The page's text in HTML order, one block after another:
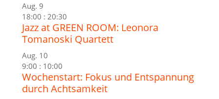
Aug. 9
18:00 : 20:30
Jazz at GREEN ROOM: Leonora
Tomanoski Quartett
Aug. 10
9:00 : 10:00
Wochenstart: Fokus und Entspannung
durch Achtsamkeit